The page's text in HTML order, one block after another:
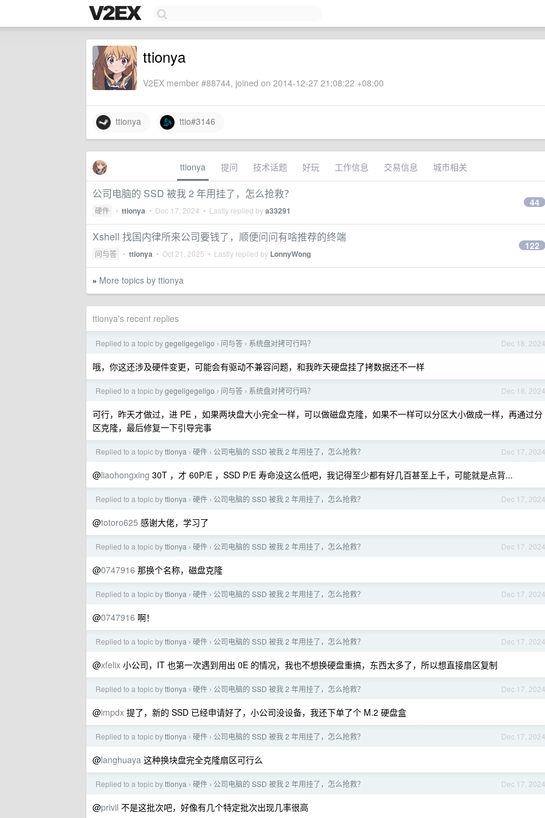
ttionya
V2EX member #88744, joined on 2014-12-27 21:08:22 +08:00
ttionya ttio#3146
ttionya 提问 技术话题 好玩 工作信息 交易信息 城市相关
公司电脑的 SSD 被我 2 年用挂了，怎么抢救？
硬件 • ttionya • Dec 17, 2024 • Lastly replied bya33291
44
Xshell 找国内律所来公司要钱了，顺便问问有啥推荐的终端
问与答 • ttionya • Oct 21, 2025 • Lastly replied by LonnyWong
122
» More topics by ttionya
ttionya's recent replies
Dec 18, 2024
Replied to a topic bygegeligegeligo › 问与答 › 系统盘对拷可行吗？
哦，你这还涉及硬件变更，可能会有驱动不兼容问题，和我昨天硬盘挂了拷数据还不一样
Dec 18, 2024
Replied to a topic bygegeligegeligo › 问与答 › 系统盘对拷可行吗？
可行，昨天才做过，进 PE ，如果两块盘大小完全一样，可以做磁盘克隆，如果不一样可以分区大小做成一样，再通过分
区克隆，最后修复一下引导完事
Dec 17, 2024
Replied to a topic byttionya › 硬件 › 公司电脑的 SSD 被我 2 年用挂了，怎么抢救？
@liaohongxing 30T ，才 60P/E ，SSD P/E 寿命没这么低吧，我记得至少都有好几百甚至上千，可能就是点背...
Dec 17, 2024
Replied to a topic byttionya › 硬件 › 公司电脑的 SSD 被我 2 年用挂了，怎么抢救？
@totoro625 感谢大佬，学习了
Dec 17, 2024
Replied to a topic byttionya › 硬件 › 公司电脑的 SSD 被我 2 年用挂了，怎么抢救？
@0747916 那换个名称，磁盘克隆
Dec 17, 2024
Replied to a topic byttionya › 硬件 › 公司电脑的 SSD 被我 2 年用挂了，怎么抢救？
@0747916 啊！
Dec 17, 2024
Replied to a topic byttionya › 硬件 › 公司电脑的 SSD 被我 2 年用挂了，怎么抢救？
@xfelix 小公司，IT 也第一次遇到用出 0E 的情况，我也不想换硬盘重搞，东西太多了，所以想直接扇区复制
Dec 17, 2024
Replied to a topic byttionya › 硬件 › 公司电脑的 SSD 被我 2 年用挂了，怎么抢救？
@impdx 提了，新的 SSD 已经申请好了，小公司没设备，我还下单了个 M.2 硬盘盒
Dec 17, 2024
Replied to a topic byttionya › 硬件 › 公司电脑的 SSD 被我 2 年用挂了，怎么抢救？
@langhuaya 这种换块盘完全克隆扇区可行么
Dec 17, 2024
Replied to a topic byttionya › 硬件 › 公司电脑的 SSD 被我 2 年用挂了，怎么抢救？
@privil 不是这批次吧，好像有几个特定批次出现几率很高